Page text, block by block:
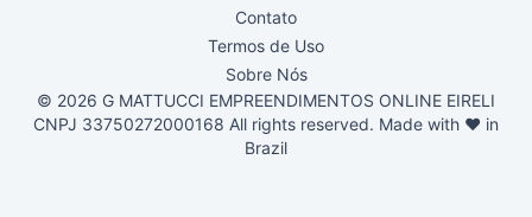
Contato
Termos de Uso
Sobre Nós
© 2026 G MATTUCCI EMPREENDIMENTOS ONLINE EIRELI
CNPJ 33750272000168 All rights reserved. Made with ❤ in
Brazil